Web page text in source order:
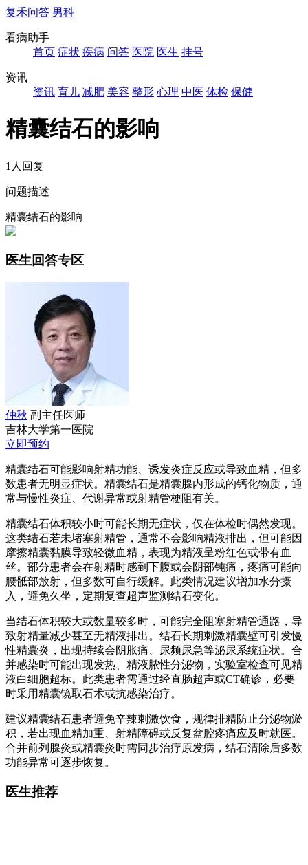
复禾问答 男科
看病助手
首页 症状 疾病 问答 医院 医生 挂号
资讯
资讯 育儿 减肥 美容 整形 心理 中医 体检 保健
精囊结石的影响
1人回复
问题描述
精囊结石的影响
医生回答专区
仲秋 副主任医师
吉林大学第一医院
立即预约
精囊结石可能影响射精功能、诱发炎症反应或导致血精，但多
数患者无明显症状。精囊结石是精囊腺内形成的钙化物质，通
常与慢性炎症、代谢异常或射精管梗阻有关。
精囊结石体积较小时可能长期无症状，仅在体检时偶然发现。
这类结石若未堵塞射精管，通常不会影响精液排出，但可能因
摩擦精囊黏膜导致轻微血精，表现为精液呈粉红色或带有血
丝。部分患者会在射精时感到下腹或会阴部钝痛，疼痛可能向
腰骶部放射，但多数可自行缓解。此类情况建议增加水分摄
入，避免久坐，定期复查超声监测结石变化。
当结石体积较大或数量较多时，可能完全阻塞射精管通路，导
致射精量减少甚至无精液排出。结石长期刺激精囊壁可引发慢
性精囊炎，出现持续会阴胀痛、尿频尿急等泌尿系统症状。合
并感染时可能出现发热、精液脓性分泌物，实验室检查可见精
液白细胞超标。此类患者需通过经直肠超声或CT确诊，必要
时采用精囊镜取石术或抗感染治疗。
建议精囊结石患者避免辛辣刺激饮食，规律排精防止分泌物淤
积，若出现血精加重、射精障碍或反复盆腔疼痛应及时就医。
合并前列腺炎或精囊炎时需同步治疗原发病，结石清除后多数
功能异常可逐步恢复。
医生推荐